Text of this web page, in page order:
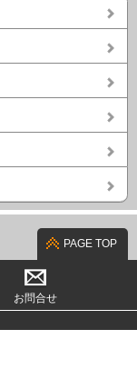
PAGE TOP
お問合せ